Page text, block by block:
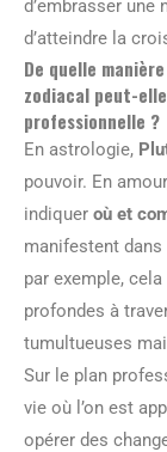
d’embrasser
d’atteindre la
De quelle
zodiacal peut-
professionnelle ?
En astrologie,
pouvoir. En
indiquer où et
manifestent
par exemple,
profondes à
tumultueuses
Sur le plan
vie où l’on est
opérer des